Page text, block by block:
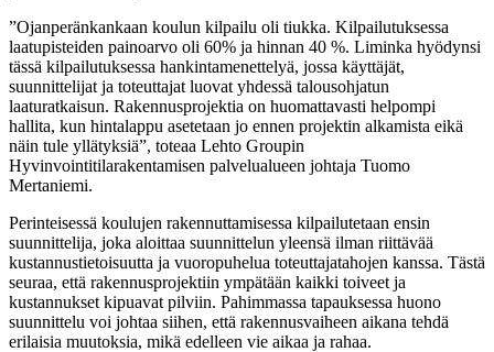
”Ojanperänkankaan koulun kilpailu oli tiukka. Kilpailutuksessa
laatupisteiden painoarvo oli 60% ja hinnan 40 %. Liminka hyödynsi
tässä kilpailutuksessa hankintamenettelyä, jossa käyttäjät,
suunnittelijat ja toteuttajat luovat yhdessä talousohjatun
laaturatkaisun. Rakennusprojektia on huomattavasti helpompi
hallita, kun hintalappu asetetaan jo ennen projektin alkamista eikä
näin tule yllätyksiä”, toteaa Lehto Groupin
Hyvinvointitilarakentamisen palvelualueen johtaja Tuomo
Mertaniemi.
Perinteisessä koulujen rakennuttamisessa kilpailutetaan ensin
suunnittelija, joka aloittaa suunnittelun yleensä ilman riittävää
kustannustietoisuutta ja vuoropuhelua toteuttajatahojen kanssa. Tästä
seuraa, että rakennusprojektiin ympätään kaikki toiveet ja
kustannukset kipuavat pilviin. Pahimmassa tapauksessa huono
suunnittelu voi johtaa siihen, että rakennusvaiheen aikana tehdä
erilaisia muutoksia, mikä edelleen vie aikaa ja rahaa.